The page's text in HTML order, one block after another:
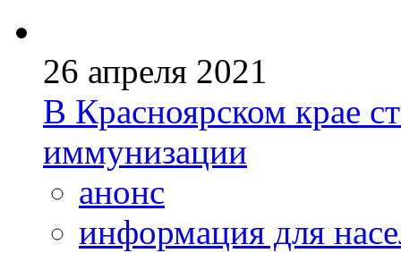
26 апреля 2021
В Красноярском крае
иммунизации
анонс
информация для